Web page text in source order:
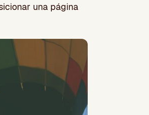
una página